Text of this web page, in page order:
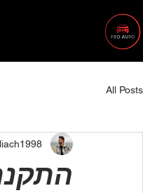
All Posts